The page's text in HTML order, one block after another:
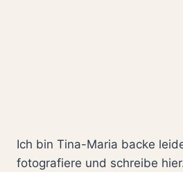
Ich bin Tina-Maria backe
fotografiere und schreibe